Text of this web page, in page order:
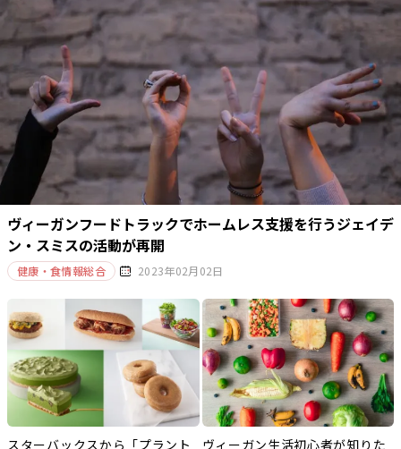
ヴィーガンフードトラックでホームレス支援を行うジェイデ
ン・スミスの活動が再開
健康・食情報総合 2023年02月02日
スターバックスから「プラント
ヴィーガン生活初心者が知りた